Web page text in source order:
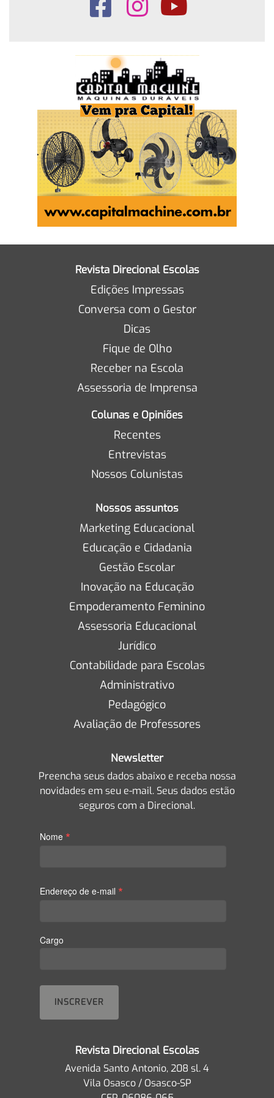
Revista Direcional Escolas
Edições Impressas
Conversa com o Gestor
Dicas
Fique de Olho
Receber na Escola
Assessoria de Imprensa
Colunas e Opiniões
Recentes
Entrevistas
Nossos Colunistas
Nossos assuntos
Marketing Educacional
Educação e Cidadania
Gestão Escolar
Inovação na Educação
Empoderamento Feminino
Assessoria Educacional
Jurídico
Contabilidade para Escolas
Administrativo
Pedagógico
Avaliação de Professores
Newsletter
Preencha seus dados abaixo e receba nossa
novidades em seu e-mail. Seus dados estão
seguros com a Direcional.
Nome *
Endereço de e-mail *
Cargo
Revista Direcional Escolas
Avenida Santo Antonio, 208 sl. 4
Vila Osasco / Osasco-SP